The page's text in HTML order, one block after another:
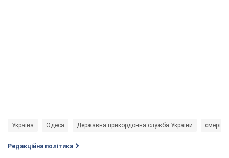
Україна Одеса Державна прикордонна служба України смерть
Редакційна політика